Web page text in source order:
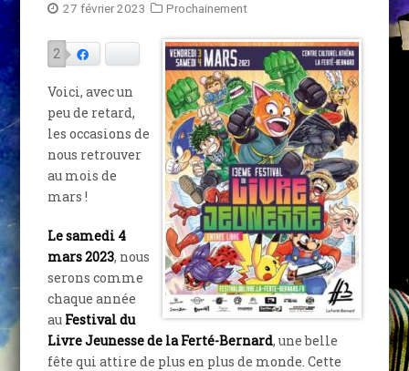
27 février 2023 Prochainement
2 Bluesky
Voici, avec un
peu de retard,
les occasions de
nous retrouver
au mois de
mars !
Le samedi 4
mars 2023, nous
serons comme
chaque année
au Festival du
Livre Jeunesse de la Ferté-Bernard, une belle
fête qui attire de plus en plus de monde. Cette